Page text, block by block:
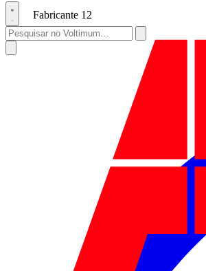
Fabricante 12